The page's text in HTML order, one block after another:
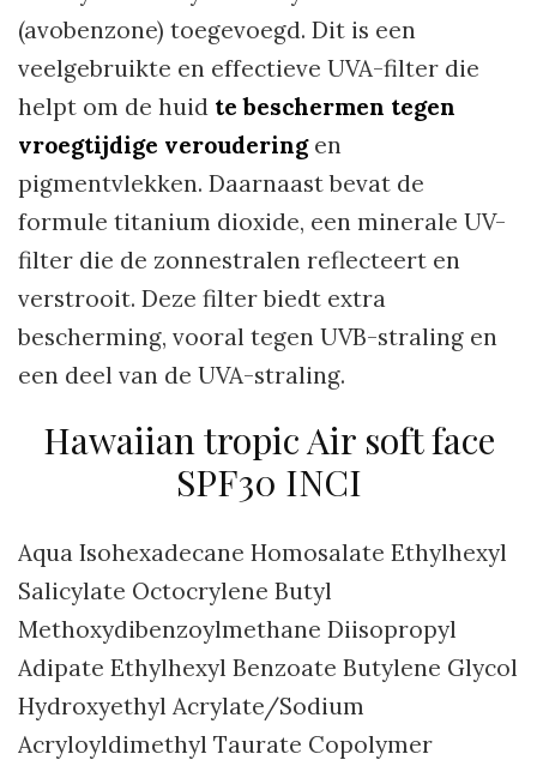
(avobenzone) toegevoegd. Dit is een
veelgebruikte en effectieve UVA-filter die
helpt om de huid te beschermen tegen
vroegtijdige verouderingen
pigmentvlekken. Daarnaast bevat de
formule titanium dioxide, een minerale UV-
filter die de zonnestralen reflecteert en
verstrooit. Deze filter biedt extra
bescherming, vooral tegen UVB-straling en
een deel van de UVA-straling.
Hawaiian tropic Air soft face
SPF30 INCI
Aqua Isohexadecane Homosalate Ethylhexyl
Salicylate Octocrylene Butyl
Methoxydibenzoylmethane Diisopropyl
Adipate Ethylhexyl Benzoate Butylene Glycol
Hydroxyethyl Acrylate/Sodium
Acryloyldimethyl Taurate Copolymer